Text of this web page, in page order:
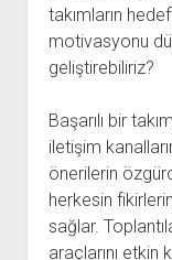
takımların
motivasyonu
geliştirebiliriz?
Başarılı bir
iletişim
önerilerin
herkesin
sağlar.
araçlarını etkin